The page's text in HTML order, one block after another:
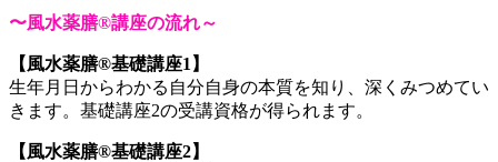
〜風水薬膳®︎講座の流れ～
【風水薬膳®︎基礎講座1】
生年月日からわかる自分自身の本質を知り、深くみつめてい
きます。基礎講座2の受講資格が得られます。
【風水薬膳®︎基礎講座2】